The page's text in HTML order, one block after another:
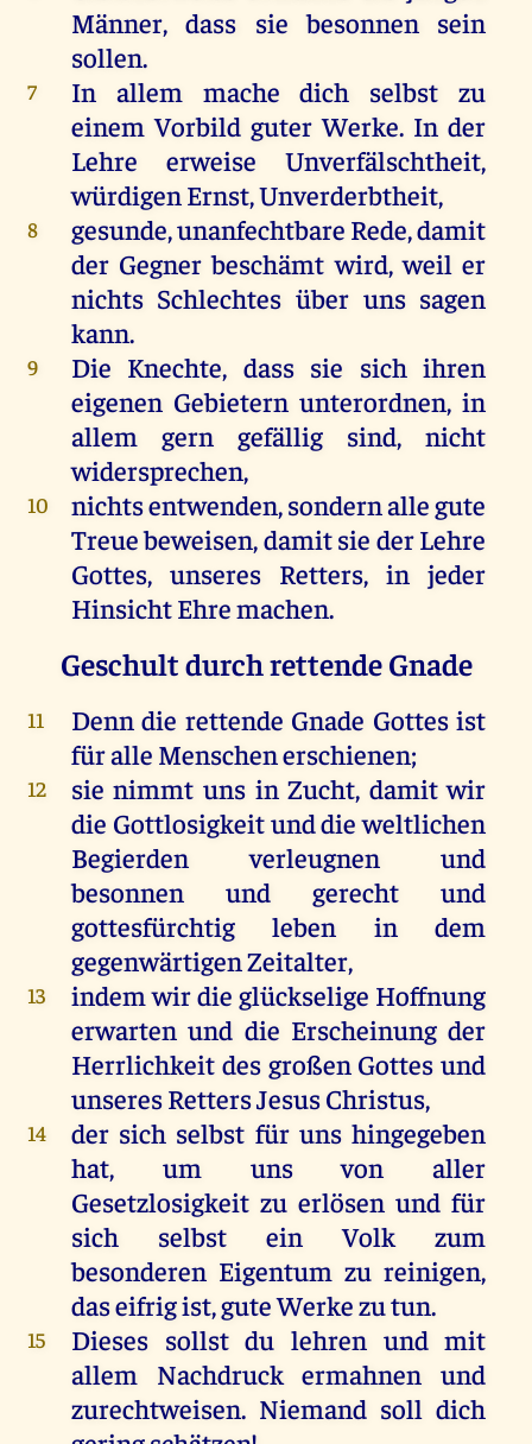
Männer, dass sie besonnen sein
sollen.
7 In allem mache dich selbst zu
einem Vorbild guter Werke. In der
Lehre erweise Unverfälschtheit,
würdigenErnst, Unverderbtheit,
8 gesunde, unanfechtbare Rede,damit
derGegner beschämtwird,weil er
nichtsSchlechtes über uns sagen
kann.
9 Die Knechte, dass sie sich ihren
eigenenGebietern unterordnen,in
allem
gern gefällig sind,nicht
widersprechen,
10 nichtsentwenden,sondernallegute
Treuebeweisen,damitsie derLehre
Gottes, unseresRetters,in jeder
HinsichtEhremachen.
Geschult durch rettende Gnade
11 Denn die rettende Gnade Gottes ist
füralle Menschenerschienen;
12 sie nimmt uns in Zucht, damit wir
die Gottlosigkeitunddie weltlichen
Begierden
verleugnen
und
besonnen und gerecht
und
gottesfürchtig
leben in
dem
gegenwärtigenZeitalter,
13 indem wirdie glückselige Hoffnung
erwartenund die Erscheinung der
Herrlichkeit des großen Gottes und
unseresRettersJesusChristus,
14 der sich selbst für uns hingegeben
hat, um uns von
aller
Gesetzlosigkeit zu erlösen und für
sich
selbst ein Volk
zum
besonderen Eigentum zu reinigen,
daseifrigist,guteWerkezutun.
15 Dieses sollst du lehren und mit
allem Nachdruckermahnen und
zurechtweisen. Niemand soll dich